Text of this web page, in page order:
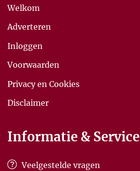
Welkom
Adverteren
Inloggen
Voorwaarden
Privacy en Cookies
Disclaimer
Informatie & Service
Veelgestelde vragen